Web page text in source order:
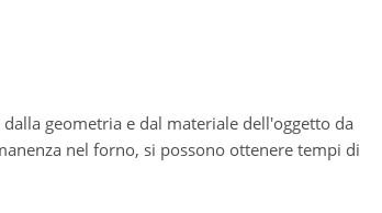
geometria e dal materiale dell'oggetto da
nel forno, si possono ottenere tempi di